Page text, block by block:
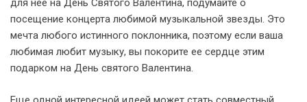
для нее на День Святого Валентина, подумайте о
посещение концерта любимой музыкальной звезды. Это
мечта любого истинного поклонника, поэтому если ваша
любимая любит музыку, вы покорите ее сердце этим
подарком на День святого Валентина.